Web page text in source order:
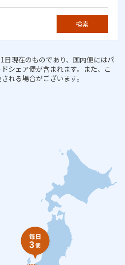
検索
日現在のものであり、国内便にはパ
シェア便が含まれます。また、こ
れる場合がございます。